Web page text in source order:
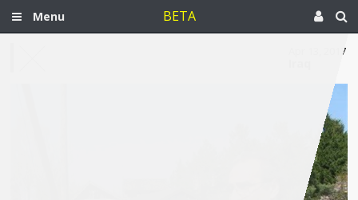
Menu BETA
Apr 13, 2017